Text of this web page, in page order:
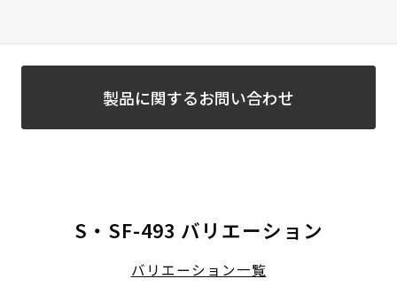
製品に関するお問い合わせ
S・SF-493 バリエーション
バリエーション一覧